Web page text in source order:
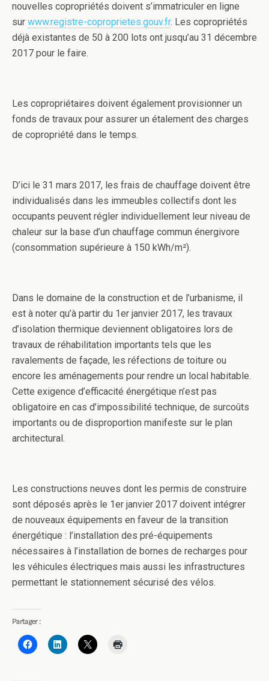
nouvelles copropriétés doivent s’immatriculer en ligne
sur www.registre-coproprietes.gouv.fr. Les copropriétés
déjà existantes de 50 à 200 lots ont jusqu’au 31 décembre
2017 pour le faire.
Les copropriétaires doivent également provisionner un
fonds de travaux pour assurer un étalement des charges
de copropriété dans le temps.
D’ici le 31 mars 2017, les frais de chauffage doivent être
individualisés dans les immeubles collectifs dont les
occupants peuvent régler individuellement leur niveau de
chaleur sur la base d’un chauffage commun énergivore
(consommation supérieure à 150 kWh/m²).
Dans le domaine de la construction et de l’urbanisme, il
est à noter qu’à partir du 1er janvier 2017, les travaux
d’isolation thermique deviennent obligatoires lors de
travaux de réhabilitation importants tels que les
ravalements de façade, les réfections de toiture ou
encore les aménagements pour rendre un local habitable.
Cette exigence d’efficacité énergétique n’est pas
obligatoire en cas d’impossibilité technique, de surcoûts
importants ou de disproportion manifeste sur le plan
architectural.
Les constructions neuves dont les permis de construire
sont déposés après le 1er janvier 2017 doivent intégrer
de nouveaux équipements en faveur de la transition
énergétique : l’installation des pré-équipements
nécessaires à l’installation de bornes de recharges pour
les véhicules électriques mais aussi les infrastructures
permettant le stationnement sécurisé des vélos.
Partager :